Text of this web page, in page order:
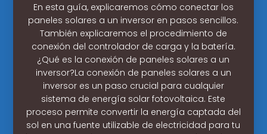
En esta guía, explicaremos cómo conectar los
paneles solares a un inversor en pasos sencillos.
También explicaremos el procedimiento de
conexión del controlador de carga y la batería.
¿Qué es la conexión de paneles solares a un
inversor?La conexión de paneles solares a un
inversor es un paso crucial para cualquier
sistema de energía solar fotovoltaica. Este
proceso permite convertir la energía captada del
sol en una fuente utilizable de electricidad para tu